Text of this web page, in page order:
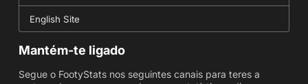
English Site
Mantém-te ligado
Segue o FootyStats nos seguintes canais para teres a